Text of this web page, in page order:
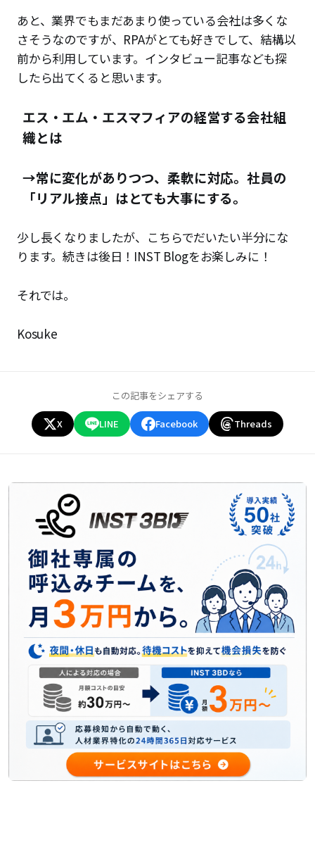
あと、業界でもまだあまり使っている会社は多くな
さそうなのですが、RPAがとても好きでして、結構以
前から利用しています。インタビュー記事なども探
したら出てくると思います。
エス・エム・エスマフィアの経営する会社組
織とは
→常に変化がありつつ、柔軟に対応。社員の
「リアル接点」はとても大事にする。
少し長くなりましたが、こちらでだいたい半分にな
ります。続きは後日！INST Blogをお楽しみに！
それでは。
Kosuke
この記事をシェアする
X LINE Facebook Threads